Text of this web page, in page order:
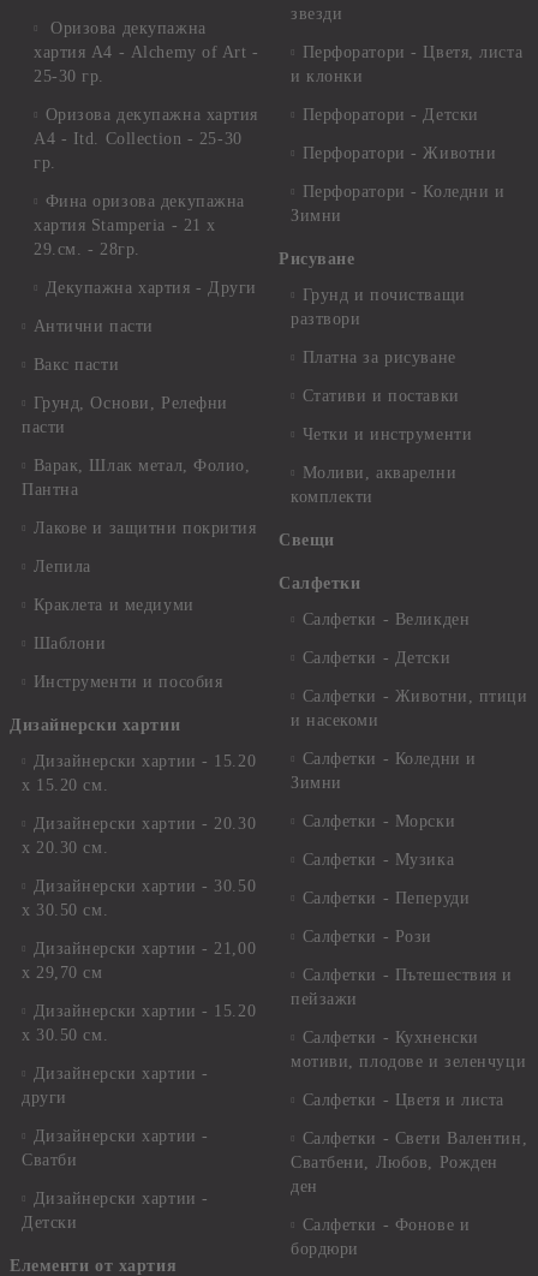
Оризова декупажна
хартия А4 - Alchemy of Art -
25-30 гр.
Оризова декупажна хартия
А4 - Itd. Collection - 25-30
гр.
Фина оризова декупажна
хартия Stamperia - 21 х
29.см. - 28гр.
Декупажна хартия - Други
Антични пасти
Вакс пасти
Грунд, Основи, Релефни
пасти
Варак, Шлак метал, Фолио,
Пантна
Лакове и защитни покрития
Лепила
Краклета и медиуми
Шаблони
Инструменти и пособия
Дизайнерски хартии
Дизайнерски хартии - 15.20
х 15.20 см.
Дизайнерски хартии - 20.30
х 20.30 см.
Дизайнерски хартии - 30.50
х 30.50 см.
Дизайнерски хартии - 21,00
х 29,70 см
Дизайнерски хартии - 15.20
x 30.50 см.
Дизайнерски хартии -
други
Дизайнерски хартии -
Сватби
Дизайнерски хартии -
Детски
Елементи от хартия
звезди
Перфоратори - Цветя, листа
и клонки
Перфоратори - Детски
Перфоратори - Животни
Перфоратори - Коледни и
Зимни
Рисуване
Грунд и почистващи
разтвори
Платна за рисуване
Стативи и поставки
Четки и инструменти
Моливи, акварелни
комплекти
Свещи
Салфетки
Салфетки - Великден
Салфетки - Детски
Салфетки - Животни, птици
и насекоми
Салфетки - Коледни и
Зимни
Салфетки - Морски
Салфетки - Музика
Салфетки - Пеперуди
Салфетки - Рози
Салфетки - Пътешествия и
пейзажи
Салфетки - Кухненски
мотиви, плодове и зеленчуци
Салфетки - Цветя и листа
Салфетки - Свети Валентин,
Сватбени, Любов, Рожден
ден
Салфетки - Фонове и
бордюри